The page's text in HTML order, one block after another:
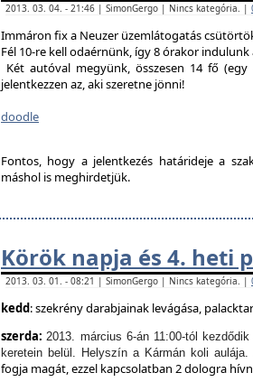
2013. 03. 04. - 21:46 | SimonGergo | Nincs kategória. |
Immáron fix a Neuzer üzemlátogatás
Fél 10-re kell odaérnünk, így 8 órakor indulunk
Két autóval megyünk, összesen 14 fő
jelentkezzen az, aki szeretne jönni!
doodle
Fontos, hogy a jelentkezés határideje a
máshol is meghirdetjük.
Körök napja és 4. heti
2013. 03. 01. - 08:21 | SimonGergo | Nincs kategória. |
kedd: szekrény darabjainak levágása,
szerda:2013. március 6-án 11:00-tól
keretein belül. Helyszín a Kármán koli aulája.
fogja magát, ezzel kapcsolatban 2 dologra